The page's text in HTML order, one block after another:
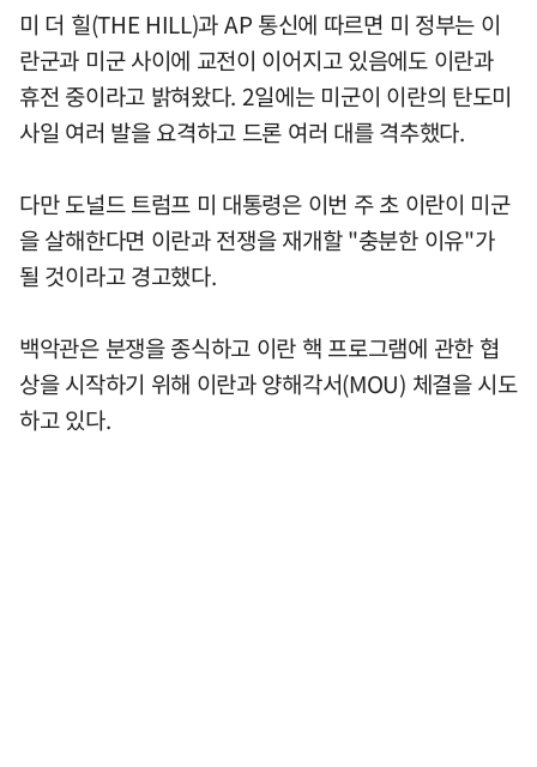
미 더 힐(THE HILL)과 AP 통신에 따르면 미 정부는 이
란군과 미군 사이에 교전이 이어지고 있음에도 이란과
휴전 중이라고 밝혀왔다. 2일에는 미군이 이란의 탄도미
사일 여러 발을 요격하고 드론 여러 대를 격추했다.
다만 도널드 트럼프 미 대통령은 이번 주 초 이란이 미군
을 살해한다면 이란과 전쟁을 재개할 "충분한 이유"가
될 것이라고 경고했다.
백악관은 분쟁을 종식하고 이란 핵 프로그램에 관한 협
상을 시작하기 위해 이란과 양해각서(MOU) 체결을 시도
하고 있다.